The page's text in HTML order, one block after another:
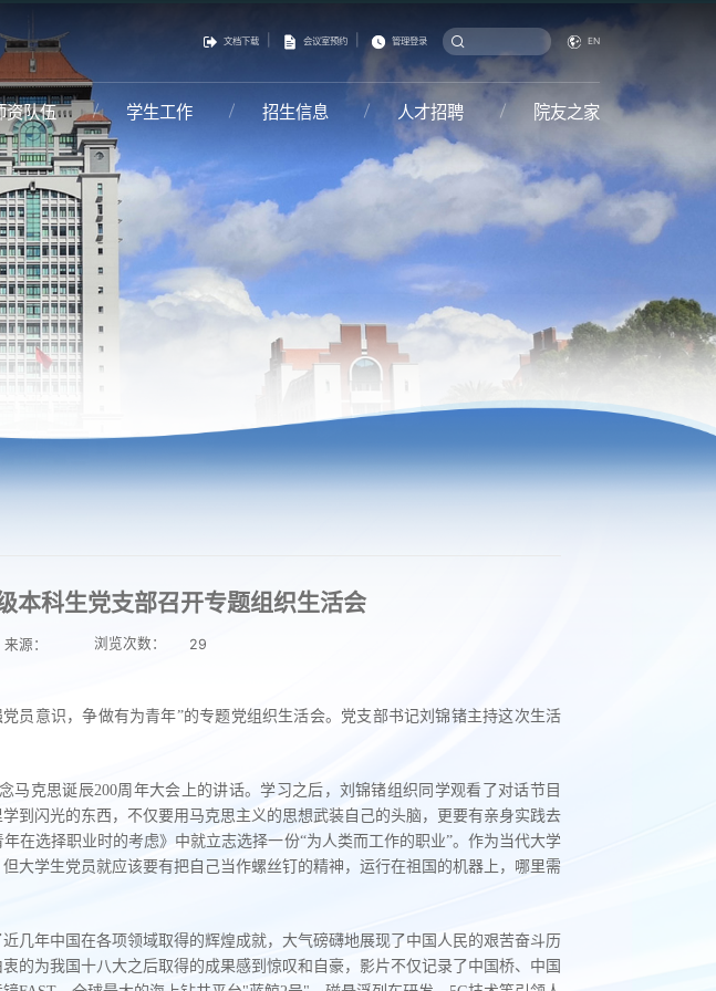
文档下载 会议室预约 管理登录 EN
资队伍 学生工作 招生信息 人才招聘 院友之家
科生党支部召开专题组织生活会
来源： 浏览次数： 29
员意识，争做有为青年”的专题党组织生活会。党支部书记刘锦锗主持这次生活
克思诞辰200周年大会上的讲话。学习之后，刘锦锗组织同学观看了对话节目
到闪光的东西，不仅要用马克思主义的思想武装自己的头脑，更要有亲身实践去
在选择职业时的考虑》中就立志选择一份“为人类而工作的职业”。作为当代大学
大学生党员就应该要有把自己当作螺丝钉的精神，运行在祖国的机器上，哪里需
几年中国在各项领域取得的辉煌成就，大气磅礴地展现了中国人民的艰苦奋斗历
的为我国十八大之后取得的成果感到惊叹和自豪，影片不仅记录了中国桥、中国